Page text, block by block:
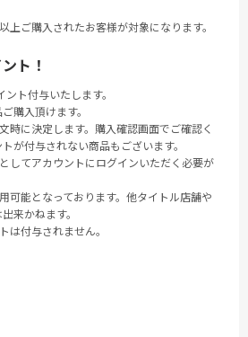
上ご購入されたお客様が対象になります。
ト！
ト付与いたします。
購入頂けます。
時に決定します。購入確認画面でご確認く
が付与されない商品もございます。
してアカウントにログインいただく必要が
可能となっております。他タイトル店舗や
来かねます。
は付与されません。